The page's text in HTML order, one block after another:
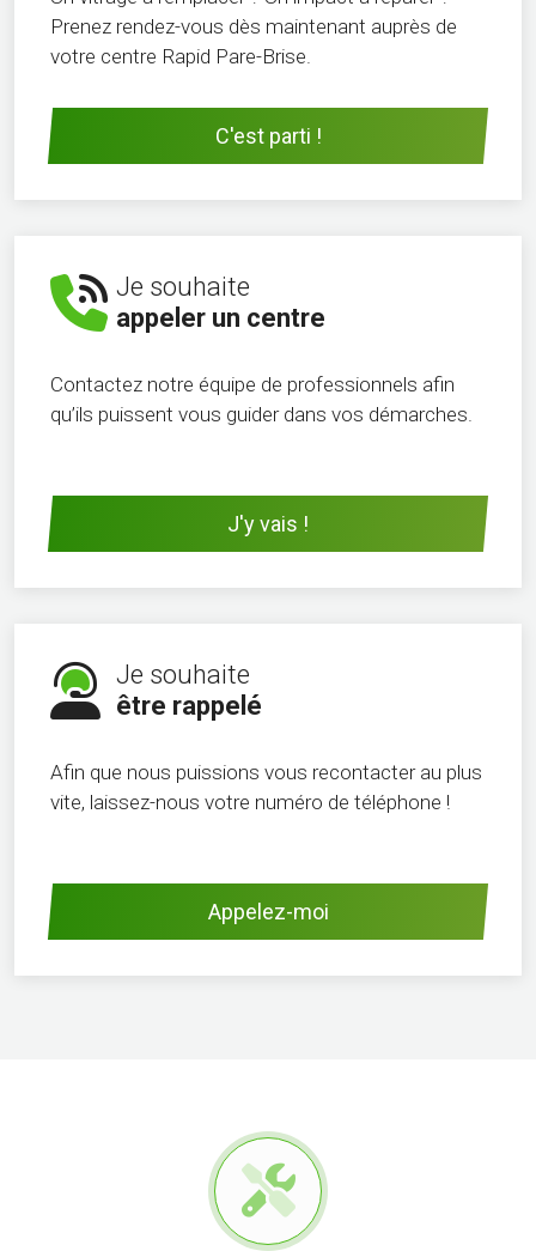
Prenez rendez-vous dès maintenant auprès de
votre centre Rapid Pare-Brise.
C'est parti !
Je souhaite
appeler un centre
Contactez notre équipe de professionnels afin
qu’ils puissent vous guider dans vos démarches.
J'y vais !
Je souhaite
être rappelé
Afin que nous puissions vous recontacter au plus
vite, laissez-nous votre numéro de téléphone !
Appelez-moi